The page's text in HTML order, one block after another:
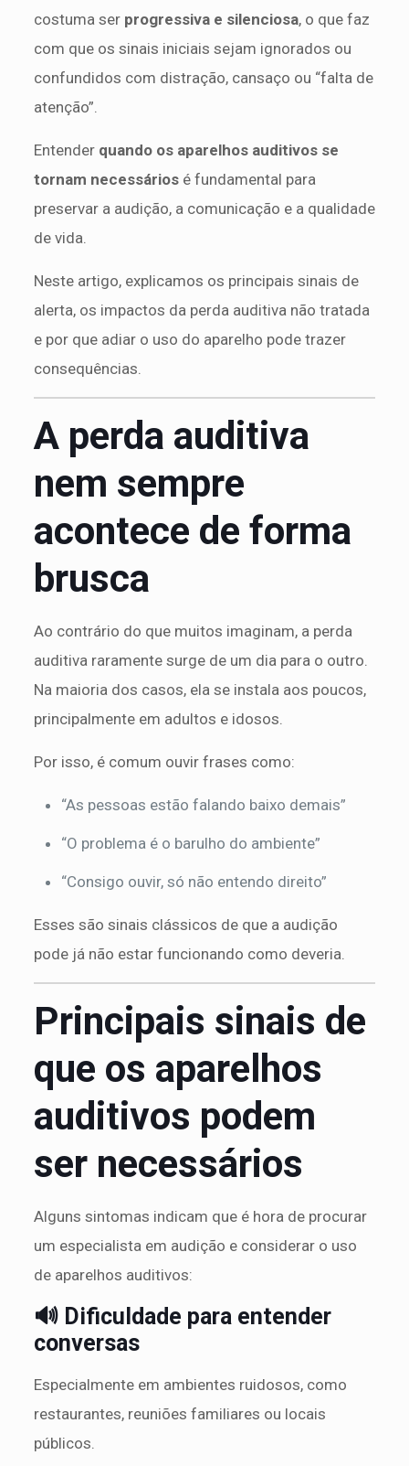
costuma ser progressiva e silenciosa, o que faz
com que os sinais iniciais sejam ignorados ou
confundidos com distração, cansaço ou “falta de
atenção”.
Entender quando os aparelhos auditivos se
tornam necessáriosé fundamental para
preservar a audição, a comunicação e a qualidade
de vida.
Neste artigo, explicamos os principais sinais de
alerta, os impactos da perda auditiva não tratada
e por que adiar o uso do aparelho pode trazer
consequências.
A perda auditiva
nem sempre
acontece de forma
brusca
Ao contrário do que muitos imaginam, a perda
auditiva raramente surge de um dia para o outro.
Na maioria dos casos, ela se instala aos poucos,
principalmente em adultos e idosos.
Por isso, é comum ouvir frases como:
“As pessoas estão falando baixo demais”
“O problema é o barulho do ambiente”
“Consigo ouvir, só não entendo direito”
Esses são sinais clássicos de que a audição
pode já não estar funcionando como deveria.
Principais sinais de
que os aparelhos
auditivos podem
ser necessários
Alguns sintomas indicam que é hora de procurar
um especialista em audição e considerar o uso
de aparelhos auditivos:
🔊 Dificuldade para entender
conversas
Especialmente em ambientes ruidosos, como
restaurantes, reuniões familiares ou locais
públicos.